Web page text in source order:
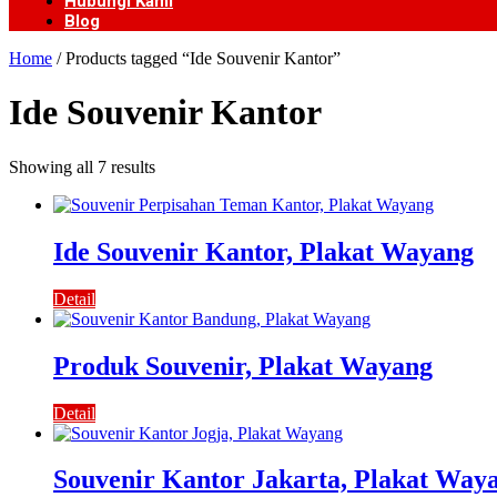
Blog
Home / Products tagged “Ide Souvenir Kantor”
Ide Souvenir Kantor
Showing all 7 results
Ide Souvenir Kantor, Plakat Wayang
Detail
Produk Souvenir, Plakat Wayang
Detail
Souvenir Kantor Jakarta, Plakat